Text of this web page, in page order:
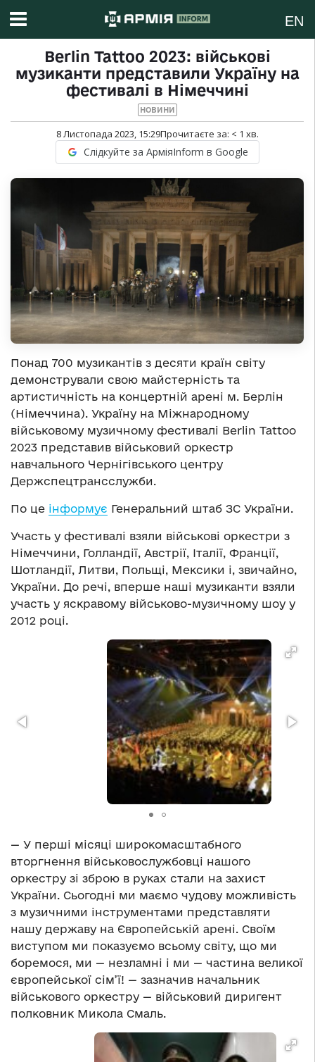
EN
Berlin Tattoо 2023: військові
музиканти представили Україну на
фестивалі в Німеччині
НОВИНИ
8 Листопада 2023, 15:29Прочитаєте за: < 1 хв.
Слідкуйте за АрміяInform в Google
Понад 700 музикантів з десяти країн світу
демонстрували свою майстерність та
артистичність на концертній арені м. Берлін
(Німеччина). Україну на Міжнародному
військовому музичному фестивалі Berlin Tattoo
2023 представив військовий оркестр
навчального Чернігівського центру
Держспецтрансслужби.
По це інформує Генеральний штаб ЗС України.
Участь у фестивалі взяли військові оркестри з
Німеччини, Голландії, Австрії, Італії, Франції,
Шотландії, Литви, Польщі, Мексики і, звичайно,
України. До речі, вперше наші музиканти взяли
участь у яскравому військово-музичному шоу у
2012 році.
— У перші місяці широкомасштабного
вторгнення військовослужбовці нашого
оркестру зі зброю в руках стали на захист
України. Сьогодні ми маємо чудову можливість
з музичними інструментами представляти
нашу державу на Європейській арені. Своїм
виступом ми показуємо всьому світу, що ми
боремося, ми — незламні і ми — частина великої
європейської сім’ї! — зазначив начальник
військового оркестру — військовий диригент
полковник Микола Смаль.